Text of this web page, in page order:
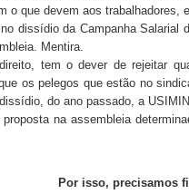
o que devem aos
dissídio da Campanha
Mentira.
tem o dever de rejeitar
os pelegos que estão no
do ano passado, a
na assembleia
Por isso, precisamos